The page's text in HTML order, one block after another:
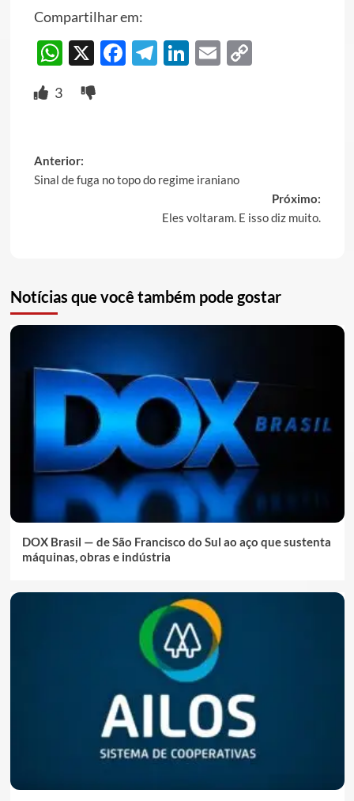
Compartilhar em:
WhatsApp
X Facebook
Telegram
LinkedIn
EmailCopy
3
Post
navigation
Anterior:
Sinal de fuga no topo do regime iraniano
Próximo:
Eles voltaram. E isso diz muito.
Notícias que você também pode gostar
DOX Brasil — de São Francisco do Sul ao aço que sustenta
máquinas, obras e indústria